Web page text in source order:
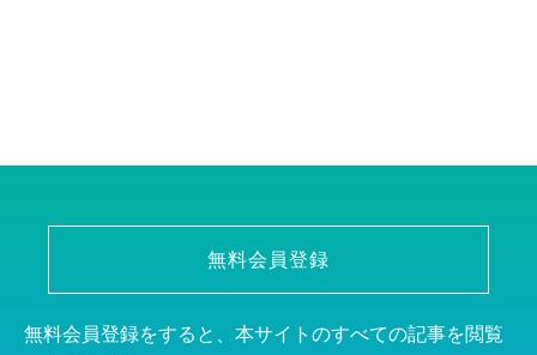
無料会員登録
無料会員登録をすると、本サイトのすべての記事を閲覧